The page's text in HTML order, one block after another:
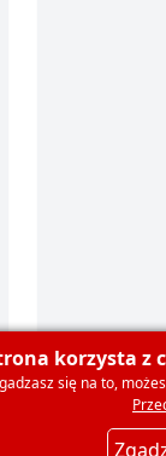
Dla
korzysta z
się na to,